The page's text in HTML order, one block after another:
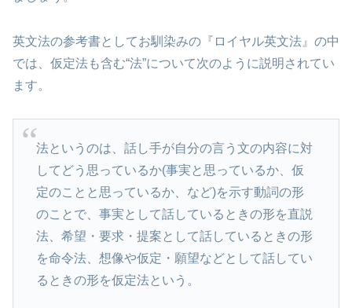
英文法の参考書としてお馴染みの『ロイヤル英文法』の中
では、仮定法も含む“法”について次のように説明されてい
ます。
法というのは、話し手が自分の言う文の内容に対
してどう思っているか(事実と思っているか、仮
定のことと思っているか、など)を示す動詞の形
のことで、事実として話しているときの形を直説
法、希望・要求・提案として話しているときの形
を命令法、想像や仮定・願望などとして話してい
るときの形を仮定法という。